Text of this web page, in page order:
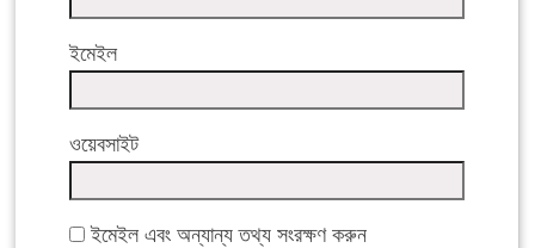
ইমেইল
ওয়েবসাইট
ইমেইল এবং অন্যান্য তথ্য সংরক্ষণ করুন